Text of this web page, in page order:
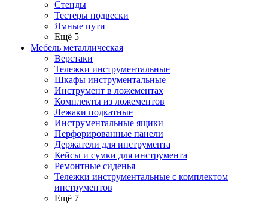
Стенды
Тестеры подвески
Ямные пути
Ещё 5
Мебель металлическая
Верстаки
Тележки инструментальные
Шкафы инструментальные
Инструмент в ложементах
Комплекты из ложементов
Лежаки подкатные
Инструментальные ящики
Перфорированные панели
Держатели для инструмента
Кейсы и сумки для инструмента
Ремонтные сиденья
Тележки инструментальные с комплектом
инструментов
Ещё 7